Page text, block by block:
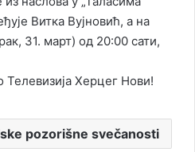
Витка Вујновић, а на
31. март) од 20:00 сати,
Херцег Нови!
pozorišne svečanosti